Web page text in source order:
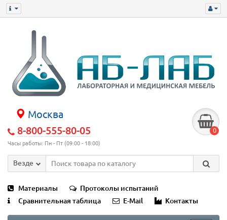
Москва
8-800-555-80-05
Часы работы: Пн - Пт (09:00 - 18:00)
0
Везде
Материалы
Протоколы испытаний
Сравнительная таблица
E-Mail Контакты